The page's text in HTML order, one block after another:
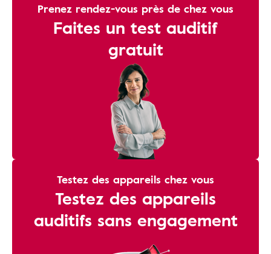
Prenez rendez-vous près de chez vous
Faites un test auditif
gratuit
Testez des appareils chez vous
Testez des appareils
auditifs sans engagement